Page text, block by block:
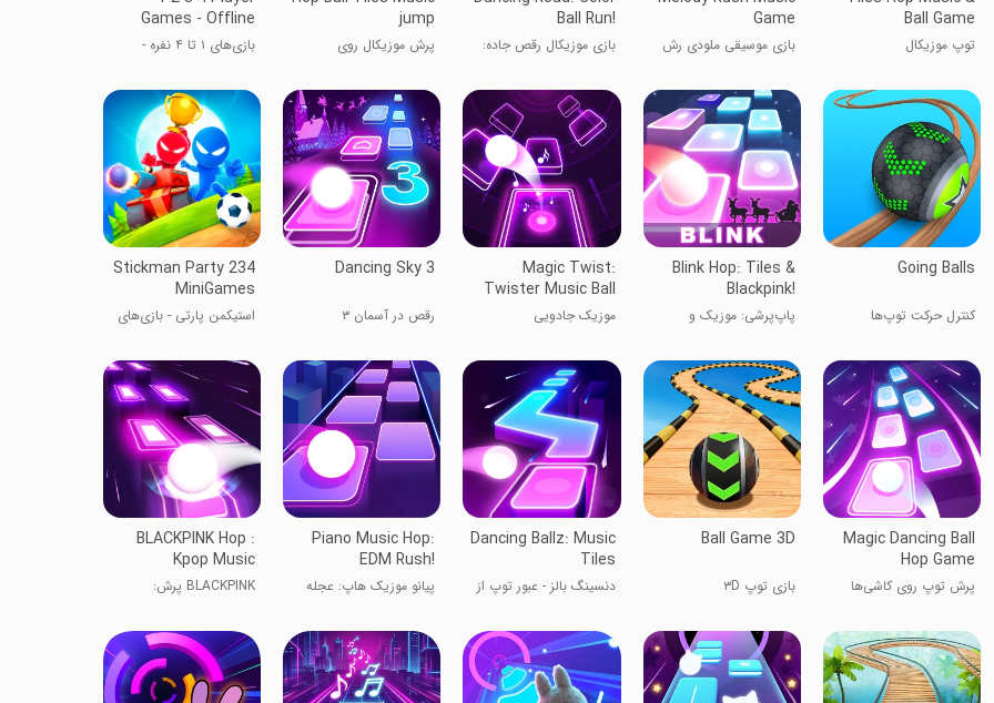
Ball Game
توپ موزیکال
Game
بازی موسیقی ملودی رش
Ball Run!
بازی موزیکال رقص جاده:
jump
پرش موزیکال روی
Games - Offline
بازی‌های ۱ تا ۴ نفره -
Going Balls
کنترل حرکت توپ‌ها
Blink Hop: Tiles &
Blackpink!
پاپ‌پرشی: موزیک و
Magic Twist:
Twister Music Ball
Game
موزیک جادویی
Dancing Sky 3
رقص در آسمان ۳
Stickman Party 234
MiniGames
استیکمن پارتی - بازی‌های
Magic Dancing Ball
Hop Game
پرش توپ روی کاشی‌ها
Ball Game 3D
بازی توپ ۳D
Dancing Ballz: Music
Tiles
دنسینگ بالز - عبور توپ از
Piano Music Hop:
EDM Rush!
پیانو موزیک هاپ: عجله
BLACKPINK Hop :
Kpop Music
BLACKPINK پرش: